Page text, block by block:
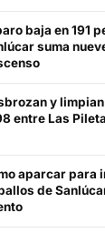
baja en 191
suma
y
entre Las
aparcar para
de